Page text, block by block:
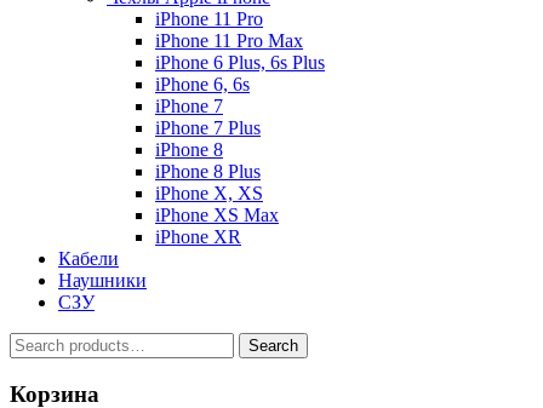
iPhone 11 Pro
iPhone 11 Pro Max
iPhone 6 Plus, 6s Plus
iPhone 6, 6s
iPhone 7
iPhone 7 Plus
iPhone 8
iPhone 8 Plus
iPhone X, XS
iPhone XS Max
iPhone XR
Кабели
Наушники
СЗУ
Search
for:
Search
Корзина